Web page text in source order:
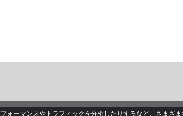
ォーマンスやトラフィックを分析したりするなど、さまざ